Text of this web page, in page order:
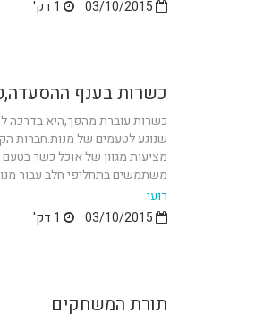
כשרות בענף
כשרות עוברת מהפך,היא בדרכה
שנוגע לטעמים של מנות.חברות
מציעות מגוון של אוכל כשר
משתמשים בתחליפי חלב עבור
רועי
תורת המשחקים